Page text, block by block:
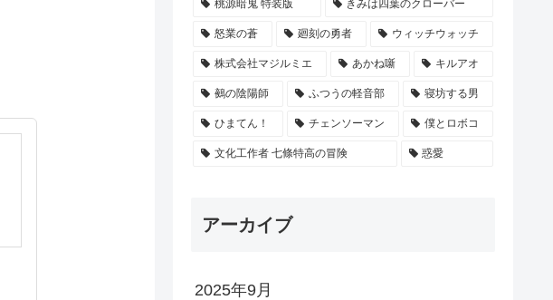
桃源暗鬼 特装版 きみは四葉のクローバー
怒業の蒼 廻刻の勇者 ウィッチウォッチ
株式会社マジルミエ あかね噺 キルアオ
鵺の陰陽師 ふつうの軽音部 寝坊する男
ひまてん！ チェンソーマン 僕とロボコ
文化工作者 七條特高の冒険 惑愛
アーカイブ
2025年9月